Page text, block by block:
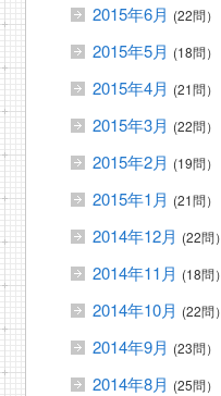
2015年6月 (22問）
2015年5月 (18問）
2015年4月 (21問）
2015年3月 (22問）
2015年2月 (19問）
2015年1月 (21問）
2014年12月 (22問）
2014年11月 (18問）
2014年10月 (22問）
2014年9月 (23問）
2014年8月 (25問）